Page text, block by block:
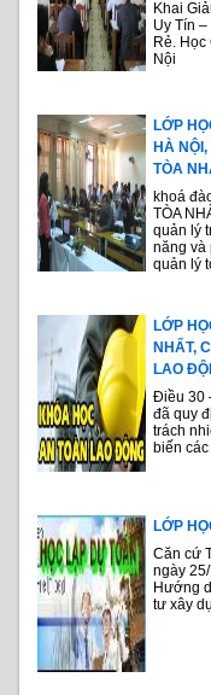
Khai
Uy Tín
Rẻ.
Nội
LỚP
HÀ
TÒA
khoá
TÒA
quản lý
năng và
quản lý
LỚP
NHẤT,
LAO
Điều 30
đã quy
trách
biến
LỚP
Căn cứ
ngày
Hướng
tư xây